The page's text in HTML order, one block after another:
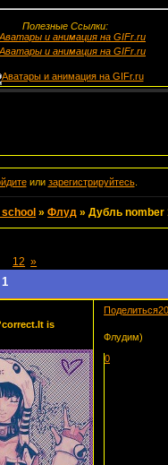
Полезные Ссылки:
или зарегистрируйтесь.
»Флуд »Дубль nomber
12 »
Поделиться
is
Флудим)
0